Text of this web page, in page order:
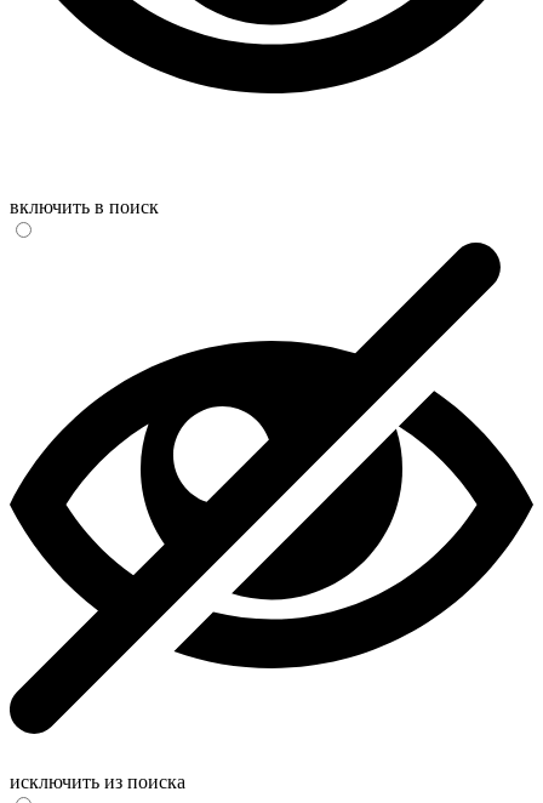
включить в поиск
исключить из поиска